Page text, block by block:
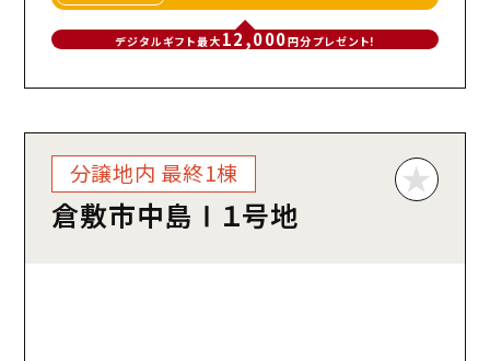
デジタルギフト最大 12,000円分プレゼント!
分譲地内 最終1棟
倉敷市中島Ⅰ１号地